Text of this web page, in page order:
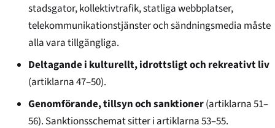
stadsgator, kollektivtrafik, statliga webbplatser,
telekommunikationstjänster och sändningsmedia måste
alla vara tillgängliga.
Deltagande i kulturellt, idrottsligt och rekreativt liv
(artiklarna 47–50).
Genomförande, tillsyn och sanktioner(artiklarna 51–
56). Sanktionsschemat sitter i artiklarna 53–55.